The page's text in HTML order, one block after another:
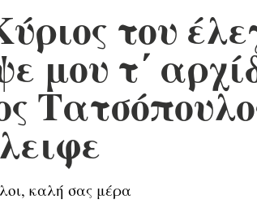
του
μου τ΄
καλή σας μέρα